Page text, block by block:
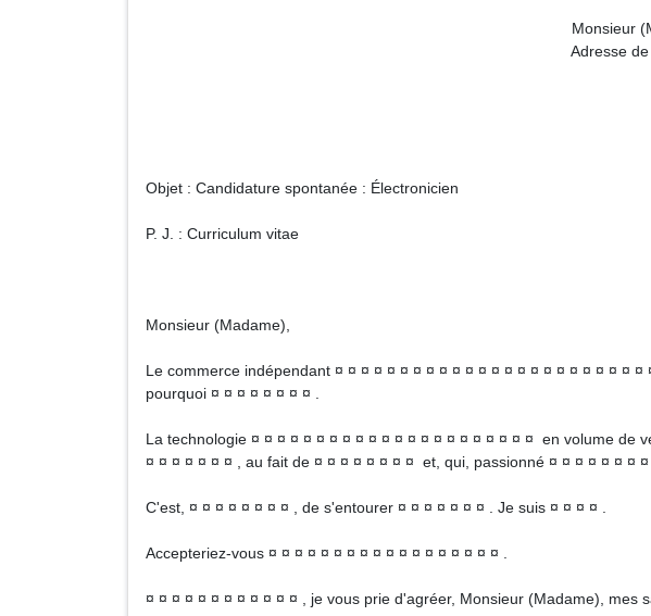
Monsieur
Adresse de
Objet : Candidature spontanée : Électronicien
P. J. : Curriculum vitae
Monsieur (Madame),
Le commerce indépendant ¤ ¤ ¤ ¤ ¤ ¤ ¤ ¤ ¤ ¤ ¤ ¤ ¤ ¤ ¤ ¤ ¤ ¤ ¤ ¤ ¤ ¤ ¤
pourquoi ¤ ¤ ¤ ¤ ¤ ¤ ¤ ¤ .
La technologie ¤ ¤ ¤ ¤ ¤ ¤ ¤ ¤ ¤ ¤ ¤ ¤ ¤ ¤ ¤ ¤ ¤ ¤ ¤ ¤ ¤ ¤ en volume de
¤ ¤ ¤ ¤ ¤ ¤ ¤ , au fait de ¤ ¤ ¤ ¤ ¤ ¤ ¤ ¤ et, qui, passionné ¤ ¤ ¤ ¤ ¤ ¤ ¤
C'est, ¤ ¤ ¤ ¤ ¤ ¤ ¤ ¤ , de s'entourer ¤ ¤ ¤ ¤ ¤ ¤ ¤ . Je suis ¤ ¤ ¤ ¤ .
Accepteriez-vous ¤ ¤ ¤ ¤ ¤ ¤ ¤ ¤ ¤ ¤ ¤ ¤ ¤ ¤ ¤ ¤ ¤ ¤ .
¤ ¤ ¤ ¤ ¤ ¤ ¤ ¤ ¤ ¤ ¤ ¤ , je vous prie d'agréer, Monsieur (Madame), mes